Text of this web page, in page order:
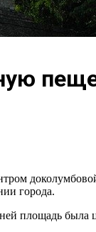
города.
площадь была